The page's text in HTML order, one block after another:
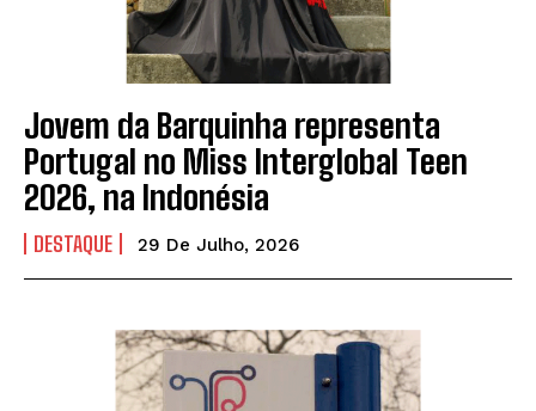
Jovem da Barquinha representa
Portugal no Miss Interglobal Teen
2026, na Indonésia
DESTAQUE 29 De Julho, 2026